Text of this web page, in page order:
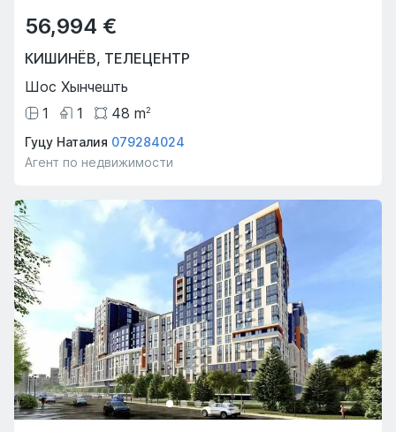
56,994 €
КИШИНЁВ, ТЕЛЕЦЕНТР
Шос Хынчешть
1
1 48 m2
Гуцу Наталия 079284024
Агент по недвижимости